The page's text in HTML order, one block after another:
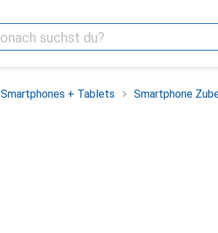
Smartphones + Tablets Smartphone